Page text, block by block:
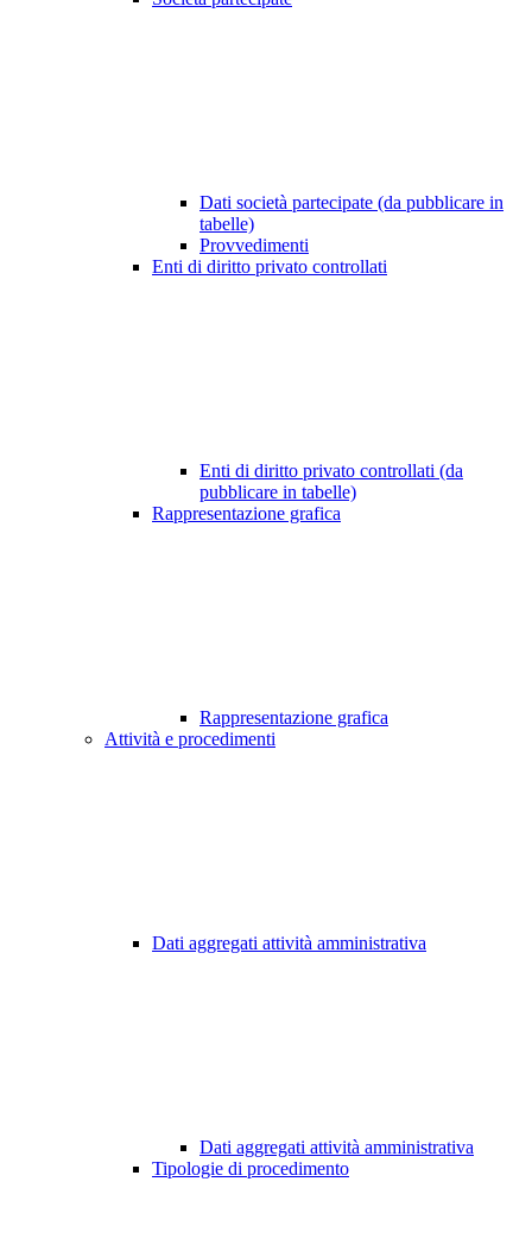
Dati società partecipate (da pubblicare in
tabelle)
Provvedimenti
Enti di diritto privato controllati
Enti di diritto privato controllati (da
pubblicare in tabelle)
Rappresentazione grafica
Rappresentazione grafica
Attività e procedimenti
Dati aggregati attività amministrativa
Dati aggregati attività amministrativa
Tipologie di procedimento